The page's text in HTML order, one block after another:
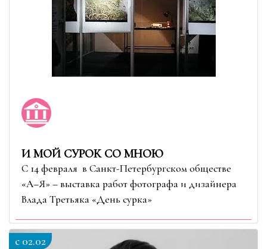
И МОЙ СУРОК СО МНОЮ
С 14 февраля в Санкт-Петербургском обществе
«А–Я» – выставка работ фотографа и дизайнера
Влада Третьяка «День сурка»
c 02.02